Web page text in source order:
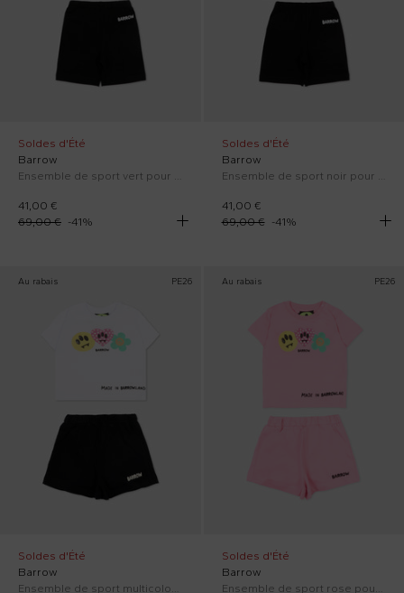
Soldes d'Été
Barrow
Ensemble de sport vert pour Bébé Fille avec Teddy Bear
41,00 €
69,00 € -41%
Soldes d'Été
Barrow
Ensemble de sport noir pour Bébé Fille avec Teddy Bear
41,00 €
69,00 €
-41%
Au rabais PE26
Soldes d'Été
Barrow
Au rabais PE26
Soldes d'Été
Barrow